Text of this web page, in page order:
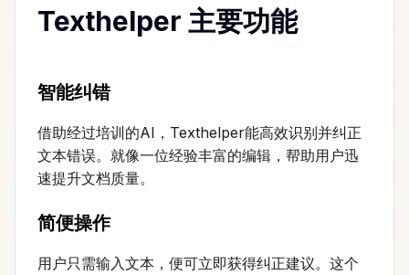
Texthelper 主要功能
智能纠错
借助经过培训的AI，Texthelper能高效识别并纠正
文本错误。就像一位经验丰富的编辑，帮助用户迅
速提升文档质量。
简便操作
用户只需输入文本，便可立即获得纠正建议。这个